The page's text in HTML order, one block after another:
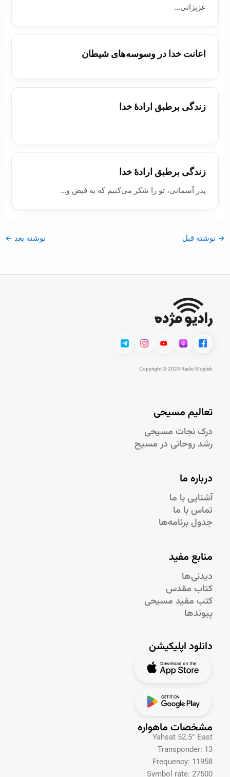
عزیزانی…
اعانت خدا در وسوسه‌های شيطان
زندگی برطبق ارادۀ خدا
زندگی برطبق ارادۀ خدا
پدر آسمانی، تو را شکر می‌کنیم که به فیض و…
→ نوشته قبل نوشته بعد ←
Copyright © 2024 Radio Mojdeh
تعالیم مسیحی
درک نجات مسيحی
رشد روحانی در مسيح
درباره ما
آشنایی با ما
تماس با ما
جدول برنامه‌ها
منابع مفید
دیدنی‌ها
کتاب مقدس
کتب مفید مسیحی
پیوندها
دانلود اپلیکیشن
مشخصات ماهواره
Yahsat 52.5° East
Transponder: 13
Frequency: 11958
Symbol rate: 27500